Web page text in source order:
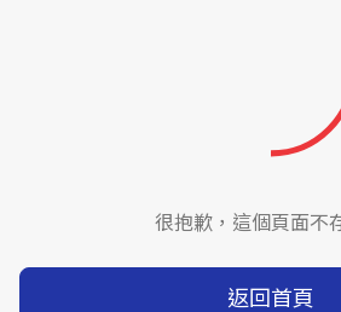
很抱歉，這個頁面不
返回首頁